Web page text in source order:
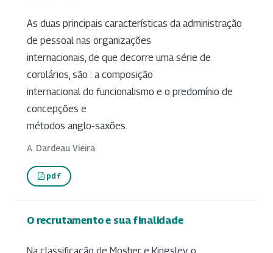
As duas principais características da administração
de pessoal nas organizações
internacionais, de que decorre uma série de
corolários, são : a composição
internacional do funcionalismo e o predomínio de
concepções e
métodos anglo-saxões.
A. Dardeau Vieira
pdf
O recrutamento e sua finalidade
Na classificação de Mosher e Kingsley, o